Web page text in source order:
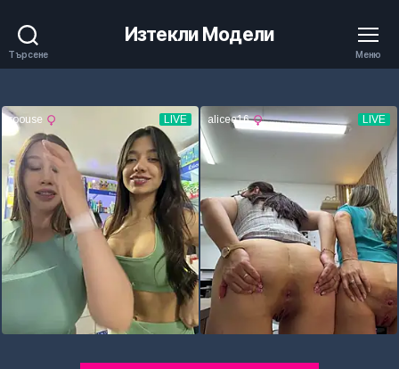
Търсене
Изтекли Модели
Меню